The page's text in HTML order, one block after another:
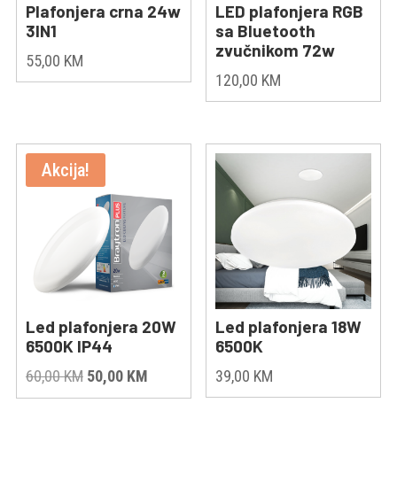
Plafonjera crna 24w
3IN1
55,00 KM
LED plafonjera RGB
sa Bluetooth
zvučnikom 72w
120,00 KM
Akcija!
Led plafonjera 20W
6500K IP44
60,00KM Original
price
50,00 KMCurrent
price
Led plafonjera 18W
6500K
39,00 KM